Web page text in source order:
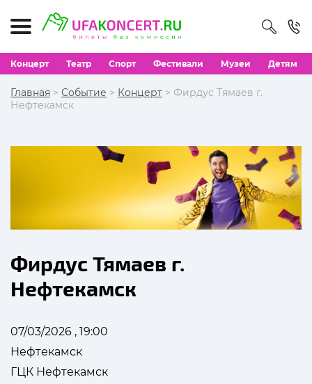
Концерт Театр Спорт Фестивали Музеи Детям
Главная > Событие > Концерт > Фирдус Тямаев г.
Нефтекамск
Фирдус Тямаев г.
Нефтекамск
07/03/2026 , 19:00
Нефтекамск
ГЦК Нефтекамск